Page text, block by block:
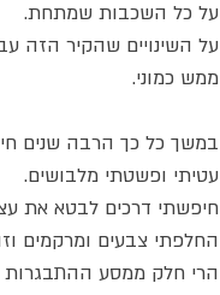
על כל השכבות שמתחת.
על השינויים שהקיר הזה
ממש כמוני.
במשך כל כך הרבה שנים
עטיתי ופשטתי מלבושים.
חיפשתי דרכים לבטא את
החלפתי צבעים ומרקמים
הרי חלק ממסע ההתבגרות